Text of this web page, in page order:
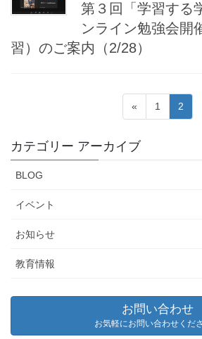
第３回「学習する
ンライン勉強会開
習）のご案内（2/28）
の
ペ
ジ
送
«
固
定
1
固
定
2
カテゴリー アーカイブ
BLOG
イベント
お知らせ
教育情報
お問い合わせ
お気軽にお問い合わせくださ